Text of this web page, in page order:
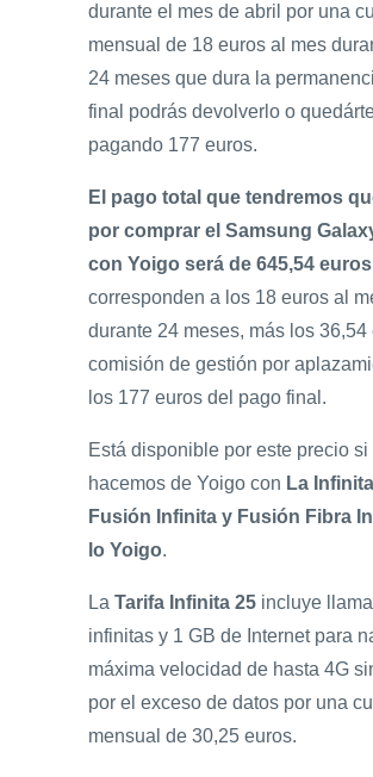
durante el mes de abril por una
mensual de 18 euros al mes
24 meses que dura la
final podrás devolverlo o
pagando 177 euros.
El pago total que tendremos
por comprar el Samsung
con Yoigo será de 645,54 euros
corresponden a los 18 euros al
durante 24 meses, más los 36,54
comisión de gestión por
los 177 euros del pago final.
Está disponible por este precio si
hacemos de Yoigo con La
Fusión Infinita y Fusión Fibra
lo Yoigo.
La Tarifa Infinita 25 incluye
infinitas y 1 GB de Internet para
máxima velocidad de hasta 4G
por el exceso de datos por una
mensual de 30,25 euros.